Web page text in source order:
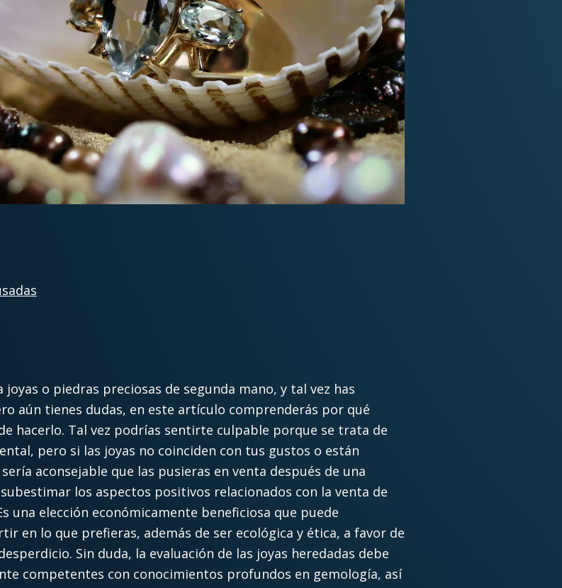
o piedras preciosas de segunda mano, y tal vez has
aún tienes dudas, en este artículo comprenderás por qué
hacerlo. Tal vez podrías sentirte culpable porque se trata de
pero si las joyas no coinciden con tus gustos o están
aconsejable que las pusieras en venta después de una
los aspectos positivos relacionados con la venta de
una elección económicamente beneficiosa que puede
en lo que prefieras, además de ser ecológica y ética, a favor de
Sin duda, la evaluación de las joyas heredadas debe
competentes con conocimientos profundos en gemología, así